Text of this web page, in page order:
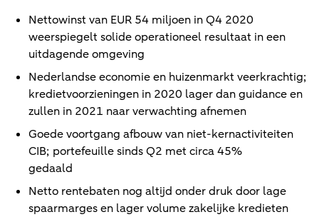
Nettowinst van EUR 54 miljoen in Q4 2020
weerspiegelt solide operationeel resultaat in een
uitdagende omgeving
Nederlandse economie en huizenmarkt veerkrachtig;
kredietvoorzieningen in 2020 lager dan guidance en
zullen in 2021 naar verwachting afnemen
Goede voortgang afbouw van niet-kernactiviteiten
CIB; portefeuille sinds Q2 met circa 45%
gedaald
Netto rentebaten nog altijd onder druk door lage
spaarmarges en lager volume zakelijke kredieten